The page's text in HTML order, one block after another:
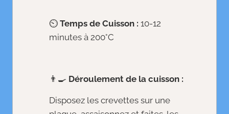
⏲️ Temps de Cuisson : 10-12
minutes à 200°C
👨‍🍳 Déroulement de la cuisson :
Disposez les crevettes sur une